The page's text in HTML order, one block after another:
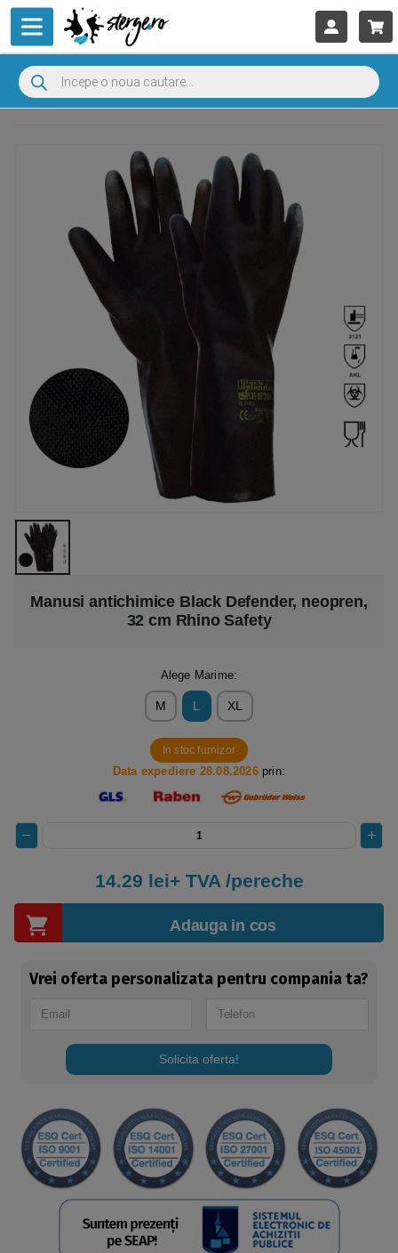
Manusi antichimice Black Defender, neopren,
32 cm Rhino Safety
Alege Marime:
M L XL
In stoc furnizor
Data expediere 28.08.2026prin:
14.29 lei+ TVA /pereche
Adauga in cos
Vrei oferta personalizata pentru compania ta?
Solicita oferta!